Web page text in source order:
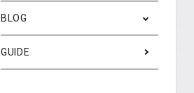
メンズファッション
RESTOCK / 再入荷
BLOG
GUIDE